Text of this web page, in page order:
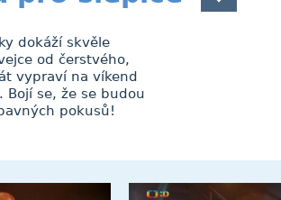
dokáží skvěle
od čerstvého,
vypraví na víkend
se, že se budou
pokusů!